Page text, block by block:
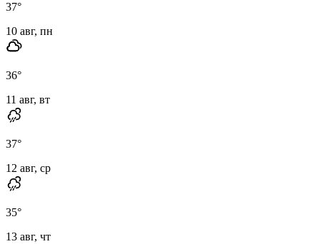
37°
10 авг, пн
36°
11 авг, вт
37°
12 авг, ср
35°
13 авг, чт